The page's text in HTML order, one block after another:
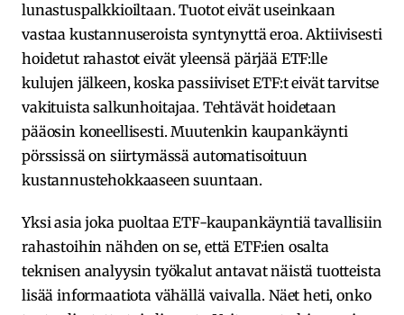
lunastuspalkkioiltaan. Tuotot eivät useinkaan
vastaa kustannuseroista syntynyttä eroa. Aktiivisesti
hoidetut rahastot eivät yleensä pärjää ETF:lle
kulujen jälkeen, koska passiiviset ETF:t eivät tarvitse
vakituista salkunhoitajaa. Tehtävät hoidetaan
pääosin koneellisesti. Muutenkin kaupankäynti
pörssissä on siirtymässä automatisoituun
kustannustehokkaaseen suuntaan.
Yksi asia joka puoltaa ETF-kaupankäyntiä tavallisiin
rahastoihin nähden on se, että ETF:ien osalta
teknisen analyysin työkalut antavat näistä tuotteista
lisää informaatiota vähällä vaivalla. Näet heti, onko